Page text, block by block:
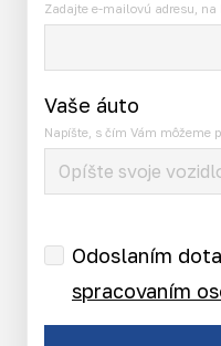
Zadajte e-mailovú adresu,
Vaše áuto
Napíšte, s čím Vám môžeme
Odoslaním
spracovaním